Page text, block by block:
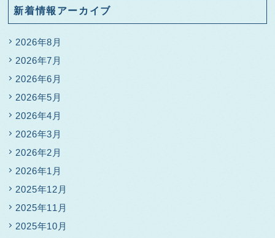
新着情報アーカイブ
2026年8月
2026年7月
2026年6月
2026年5月
2026年4月
2026年3月
2026年2月
2026年1月
2025年12月
2025年11月
2025年10月